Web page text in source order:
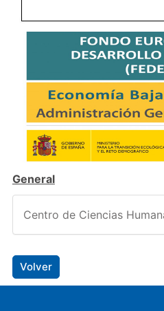
General
Centro de Ciencias
Volver